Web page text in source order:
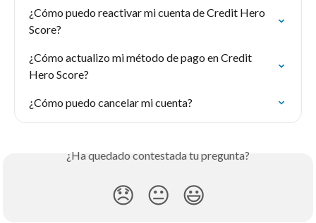
¿Cómo puedo reactivar mi cuenta de Credit Hero
Score?
¿Cómo actualizo mi método de pago en Credit
Hero Score?
¿Cómo puedo cancelar mi cuenta?
¿Ha quedado contestada tu pregunta?
😞 😐 😃